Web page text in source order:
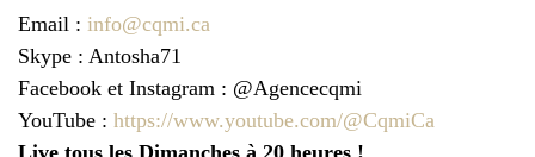
Email : info@cqmi.ca
Skype : Antosha71
Facebook et Instagram : @Agencecqmi
YouTube : https://www.youtube.com/@CqmiCa
Live tous les Dimanches à 20 heures !